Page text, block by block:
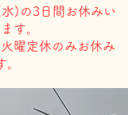
)の3日間お休みい
す。
曜定休のみお休み
。